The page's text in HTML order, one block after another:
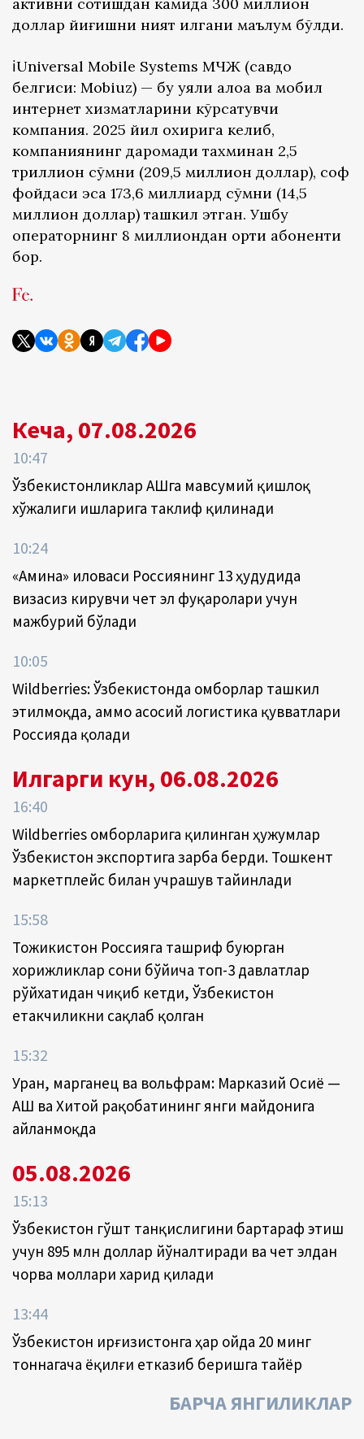
активни сотишдан камида 300 миллион
доллар йиғишни ният қилгани маълум бўлди.
ℹ️Universal Mobile Systems МЧЖ (савдо
белгиси: Mobiuz) — бу уяли алоқа ва мобил
интернет хизматларини кўрсатувчи
компания. 2025 йил охирига келиб,
компаниянинг даромади тахминан 2,5
триллион сўмни (209,5 миллион доллар), соф
фойдаси эса 173,6 миллиард сўмни (14,5
миллион доллар) ташкил этган. Ушбу
операторнинг 8 миллиондан ортиқ абоненти
бор.
Кеча, 07.08.2026
10:47
Ўзбекистонликлар АҚШга мавсумий қишлоқ
хўжалиги ишларига таклиф қилинади
10:24
«Амина» иловаси Россиянинг 13 ҳудудида
визасиз кирувчи чет эл фуқаролари учун
мажбурий бўлади
10:05
Wildberries: Ўзбекистонда омборлар ташкил
этилмоқда, аммо асосий логистика қувватлари
Россияда қолади
Илгарги кун, 06.08.2026
16:40
Wildberries омборларига қилинган ҳужумлар
Ўзбекистон экспортига зарба берди. Тошкент
маркетплейс билан учрашув тайинлади
15:58
Тожикистон Россияга ташриф буюрган
хорижликлар сони бўйича топ-3 давлатлар
рўйхатидан чиқиб кетди, Ўзбекистон
етакчиликни сақлаб қолган
15:32
Уран, марганец ва вольфрам: Марказий Осиё —
АҚШ ва Хитой рақобатининг янги майдонига
айланмоқда
05.08.2026
15:13
Ўзбекистон гўшт танқислигини бартараф этиш
учун 895 млн доллар йўналтиради ва чет элдан
чорва моллари харид қилади
13:44
Ўзбекистон Қирғизистонга ҳар ойда 20 минг
тоннагача ёқилғи етказиб беришга тайёр
БАРЧА ЯНГИЛИКЛАР